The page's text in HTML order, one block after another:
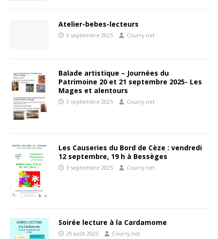
Atelier-bebes-lecteurs
3 septembre 2025 Courry.net
Balade artistique – Journées du
Patrimoine 20 et 21 septembre 2025- Les
Mages et alentours
3 septembre 2025 Courry.net
Les Causeries du Bord de Cèze : vendredi
12 septembre, 19 h à Bessèges
3 septembre 2025 Courry.net
Soirée lecture à la Cardamome
29 août 2025 Courry.net